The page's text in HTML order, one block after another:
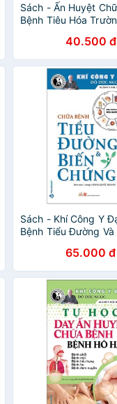
Sách - Ấn Huyệt
Bệnh Tiêu Hóa
40.500 đ
Sách - Khí Công Y
Bệnh Tiểu Đường Và
65.000 đ